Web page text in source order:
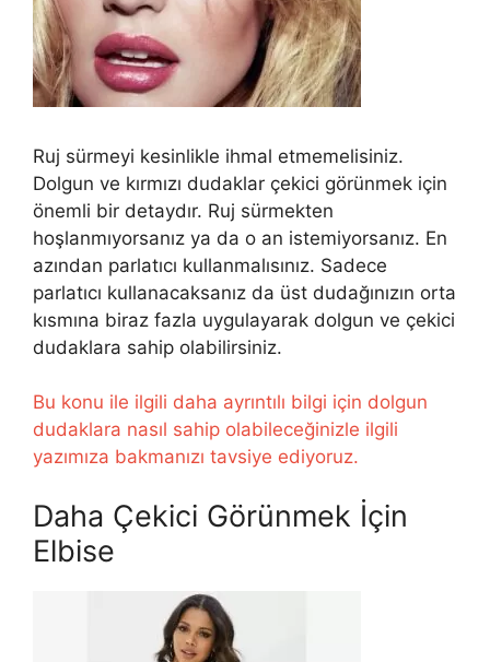
Ruj sürmeyi kesinlikle ihmal etmemelisiniz.
Dolgun ve kırmızı dudaklar çekici görünmek için
önemli bir detaydır. Ruj sürmekten
hoşlanmıyorsanız ya da o an istemiyorsanız. En
azından parlatıcı kullanmalısınız. Sadece
parlatıcı kullanacaksanız da üst dudağınızın orta
kısmına biraz fazla uygulayarak dolgun ve çekici
dudaklara sahip olabilirsiniz.
Bu konu ile ilgili daha ayrıntılı bilgi için dolgun
dudaklara nasıl sahip olabileceğinizle ilgili
yazımıza bakmanızı tavsiye ediyoruz.
Daha Çekici Görünmek İçin
Elbise